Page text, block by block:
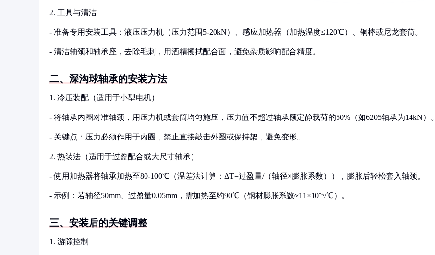
2. 工具与清洁
- 准备专用安装工具：液压压力机（压力范围5-20kN）、感应加热器（加热温度≤120℃）、铜棒或尼龙套筒。
- 清洁轴颈和轴承座，去除毛刺，用酒精擦拭配合面，避免杂质影响配合精度。
二、深沟球轴承的安装方法
1. 冷压装配（适用于小型电机）
- 将轴承内圈对准轴颈，用压力机或套筒均匀施压，压力值不超过轴承额定静载荷的50%（如6205轴承为14kN）。
- 关键点：压力必须作用于内圈，禁止直接敲击外圈或保持架，避免变形。
2. 热装法（适用于过盈配合或大尺寸轴承）
- 使用加热器将轴承加热至80-100℃（温差法计算：ΔT=过盈量/（轴径×膨胀系数）），膨胀后轻松套入轴颈。
- 示例：若轴径50mm、过盈量0.05mm，需加热至约90℃（钢材膨胀系数≈11×10⁻⁶/℃）。
三、安装后的关键调整
1. 游隙控制